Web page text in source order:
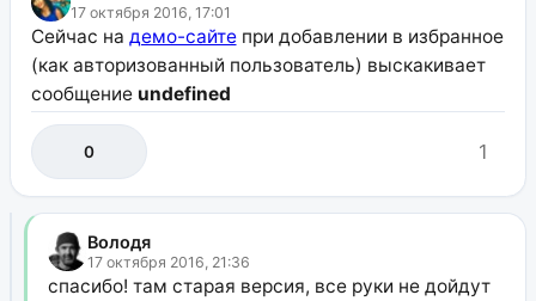
17 октября 2016, 17:01
Сейчас на демо-сайтепри добавлении в избранное
(как авторизованный пользователь) выскакивает
сообщение undefined
0 1
Володя
17 октября 2016, 21:36
спасибо! там старая версия, все руки не дойдут